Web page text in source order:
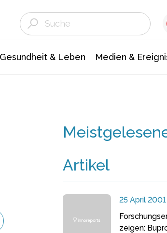
Gesundheit & Leben Medien &
Artikel
25 April 2001
zeigen: